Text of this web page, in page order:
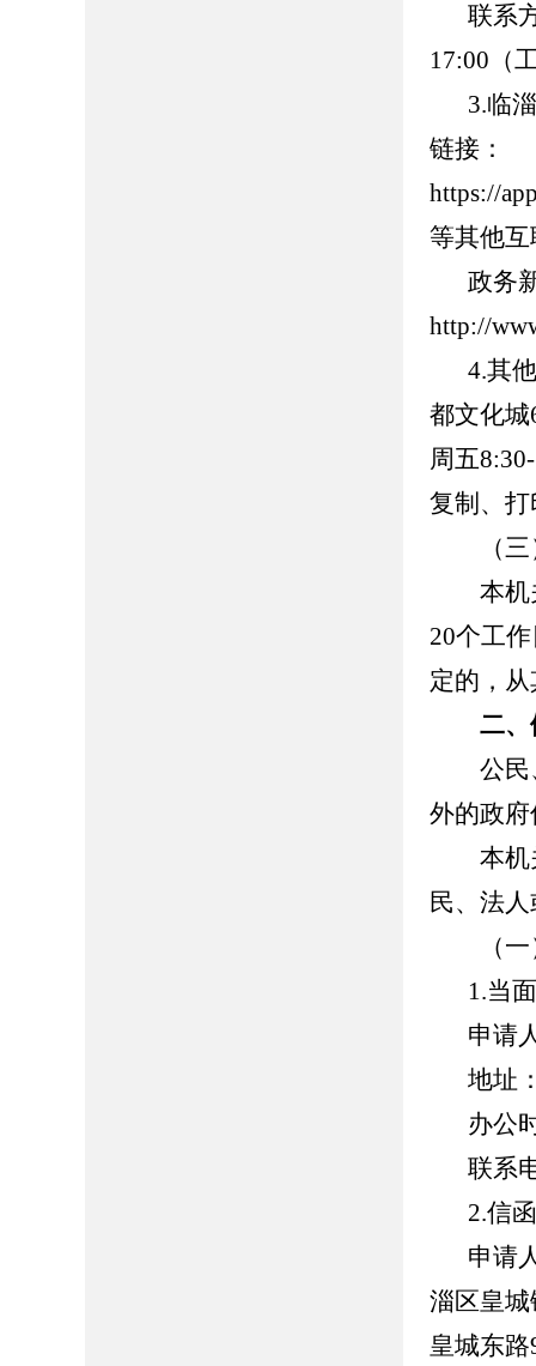
联系
17:00（
3.临
链接：
https://
等其他
政务
http://
4.其
都文化
周五
复制、
（三
本机关
20个工
定的，
二
公民、
外的政
本机关
民、法
（一
1.当
申请
地址
办公
联系
2.信
申请
淄区皇
皇城东